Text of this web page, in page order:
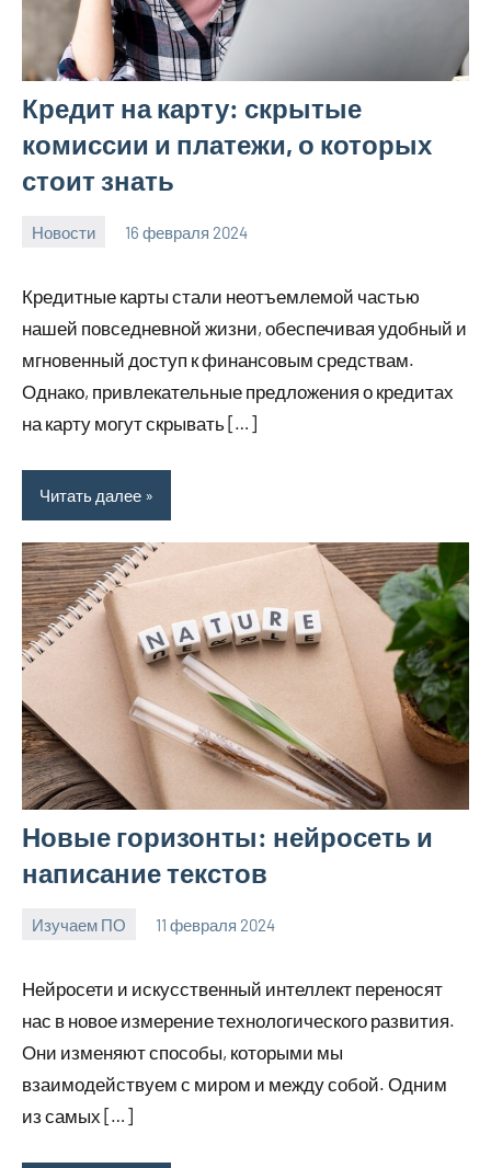
Кредит на карту: скрытые
комиссии и платежи, о которых
стоит знать
Новости 16 февраля 2024
Кредитные карты стали неотъемлемой частью
нашей повседневной жизни, обеспечивая удобный и
мгновенный доступ к финансовым средствам.
Однако, привлекательные предложения о кредитах
на карту могут скрывать […]
Читать далее
Новые горизонты: нейросеть и
написание текстов
Изучаем ПО 11 февраля 2024
Avtor
Нейросети и искусственный интеллект переносят
нас в новое измерение технологического развития.
Они изменяют способы, которыми мы
взаимодействуем с миром и между собой. Одним
из самых […]